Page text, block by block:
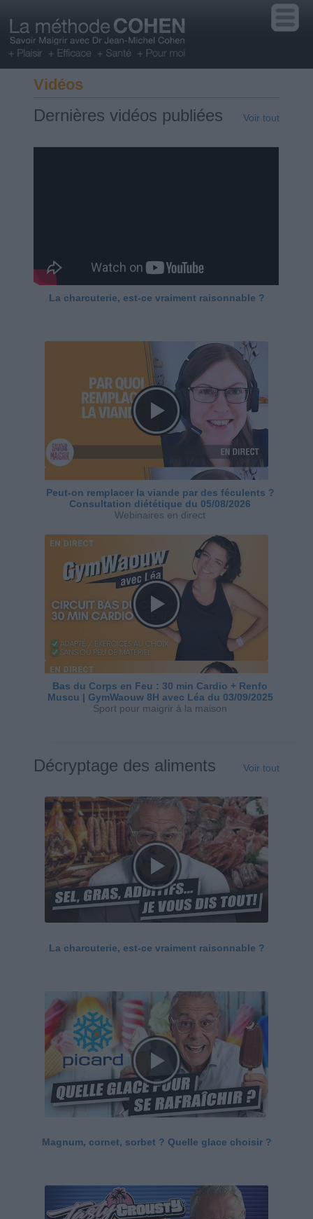
Vidéos
Dernières vidéos publiées Voir tout
La charcuterie, est-ce vraiment raisonnable ?
Peut-on remplacer la viande par des féculents ?
Consultation diététique du 05/08/2026
Webinaires en direct
Bas du Corps en Feu : 30 min Cardio + Renfo
Muscu | GymWaouw 8H avec Léa du 03/09/2025
Sport pour maigrir à la maison
Décryptage des aliments Voir tout
La charcuterie, est-ce vraiment raisonnable ?
Magnum, cornet, sorbet ? Quelle glace choisir ?